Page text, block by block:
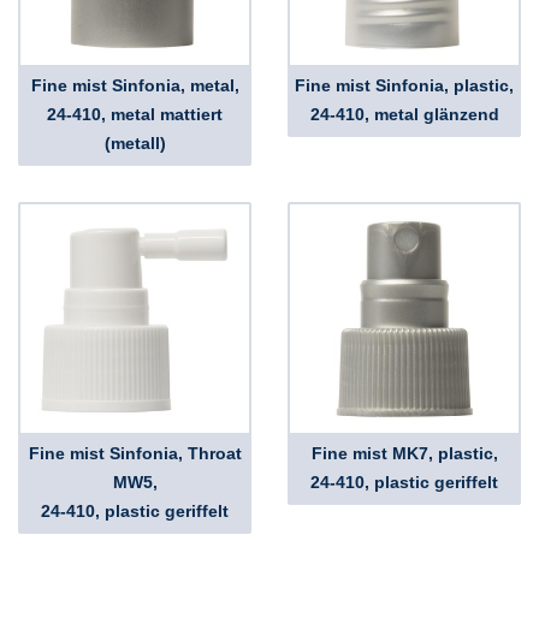
Fine mist Sinfonia, metal,
24-410, metal mattiert
(metall)
Fine mist Sinfonia, plastic,
24-410, metal glänzend
Fine mist Sinfonia, Throat
MW5,
24-410, plastic geriffelt
Fine mist MK7, plastic,
24-410, plastic geriffelt